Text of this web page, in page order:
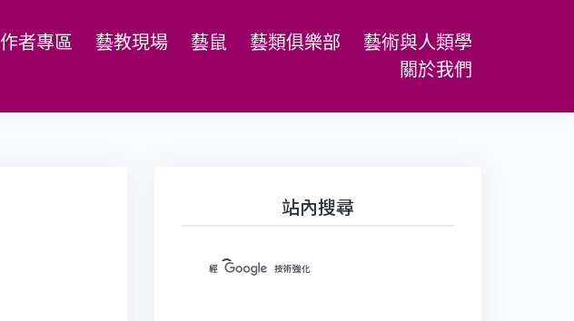
作者專區 藝教現場 藝鼠 藝類俱樂部
藝術與人類學
關於我們
站內搜尋